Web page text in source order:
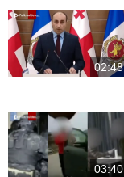
02:48
03:40